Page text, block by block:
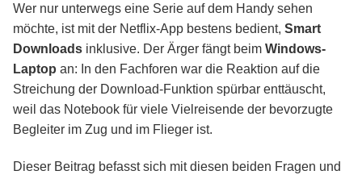
September 2024 entfernt
Netflix auf dem Mac offline: KeepStreams als
Desktop-Alternative
Netflix-Downloads auf Smart-TV, PS5 und
Wer nur unterwegs eine Serie auf dem Handy sehen
möchte, ist mit der Netflix-App bestens bedient, Smart
Downloads inklusive. Der Ärger fängt beim Windows-
Laptop an: In den Fachforen war die Reaktion auf die
Streichung der Download-Funktion spürbar enttäuscht,
weil das Notebook für viele Vielreisende der bevorzugte
Begleiter im Zug und im Flieger ist.
Dieser Beitrag befasst sich mit diesen beiden Fragen und